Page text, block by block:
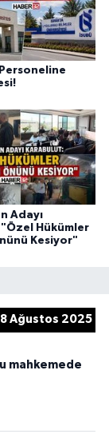
Adayı
Hükümler
Kesiyor"
Ağustos 2025
mahkemede